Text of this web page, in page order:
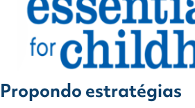
Propondo estratégias